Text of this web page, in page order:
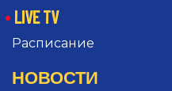
LIVE TV
Расписание
НОВОСТИ